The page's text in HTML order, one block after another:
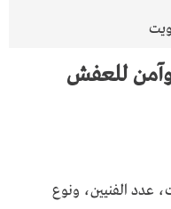
للعفش
عدد الفنيين، ونوع